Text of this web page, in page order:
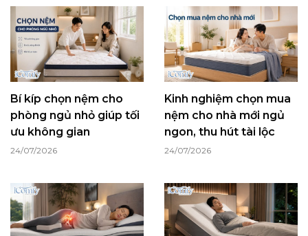
Bí kíp chọn nệm cho
phòng ngủ nhỏ giúp tối
ưu không gian
24/07/2026
Kinh nghiệm chọn mua
nệm cho nhà mới ngủ
ngon, thu hút tài lộc
24/07/2026